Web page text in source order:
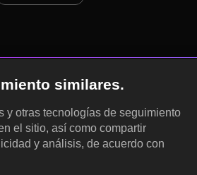
similares.
y otras tecnologías de seguimiento
el sitio, así como compartir
y análisis, de acuerdo con